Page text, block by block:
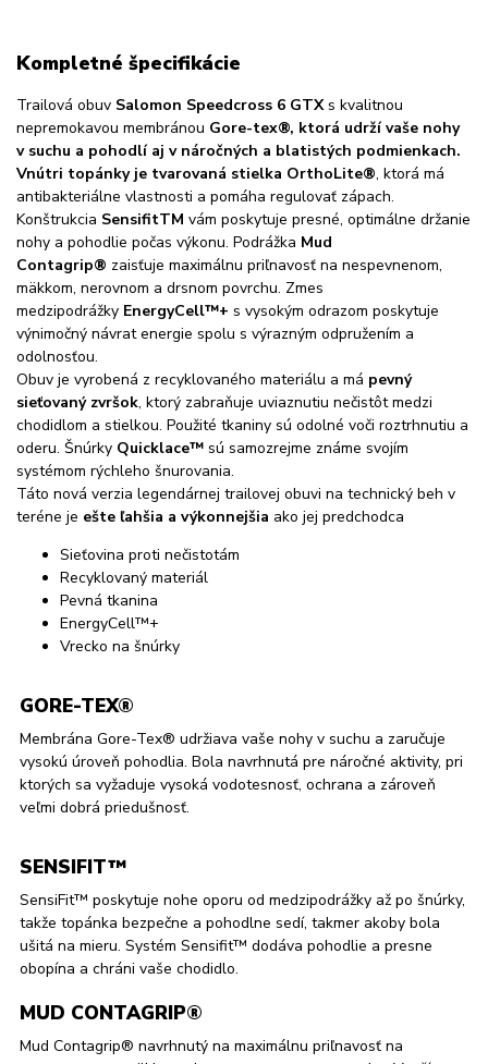
Kompletné špecifikácie
Trailová obuv Salomon Speedcross 6 GTXs kvalitnou
nepremokavou membránou Gore-tex®, ktorá udrží vaše nohy
v suchu a pohodlí aj v náročných a blatistých podmienkach.
Vnútri topánky je tvarovaná stielka OrthoLite®, ktorá má
antibakteriálne vlastnosti a pomáha regulovať zápach.
Konštrukcia SensifitTM vám poskytuje presné, optimálne držanie
nohy a pohodlie počas výkonu. Podrážka Mud
Contagrip® zaisťuje maximálnu priľnavosť na nespevnenom,
mäkkom, nerovnom a drsnom povrchu. Zmes
medzipodrážky EnergyCell™+ s vysokým odrazom poskytuje
výnimočný návrat energie spolu s výrazným odpružením a
odolnosťou.
Obuv je vyrobená z recyklovaného materiálu a má pevný
sieťovaný zvršok, ktorý zabraňuje uviaznutiu nečistôt medzi
chodidlom a stielkou. Použité tkaniny sú odolné voči roztrhnutiu a
oderu. Šnúrky Quicklace™ sú samozrejme známe svojím
systémom rýchleho šnurovania.
Táto nová verzia legendárnej trailovej obuvi na technický beh v
teréne je ešte ľahšia a výkonnejšia ako jej predchodca
Sieťovina proti nečistotám
Recyklovaný materiál
Pevná tkanina
EnergyCell™+
Vrecko na šnúrky
GORE-TEX®
Membrána Gore-Tex® udržiava vaše nohy v suchu a zaručuje
vysokú úroveň pohodlia. Bola navrhnutá pre náročné aktivity, pri
ktorých sa vyžaduje vysoká vodotesnosť, ochrana a zároveň
veľmi dobrá priedušnosť.
SENSIFIT™
SensiFit™ poskytuje nohe oporu od medzipodrážky až po šnúrky,
takže topánka bezpečne a pohodlne sedí, takmer akoby bola
ušitá na mieru. Systém Sensifit™ dodáva pohodlie a presne
obopína a chráni vaše chodidlo.
MUD CONTAGRIP®
Mud Contagrip® navrhnutý na maximálnu priľnavosť na